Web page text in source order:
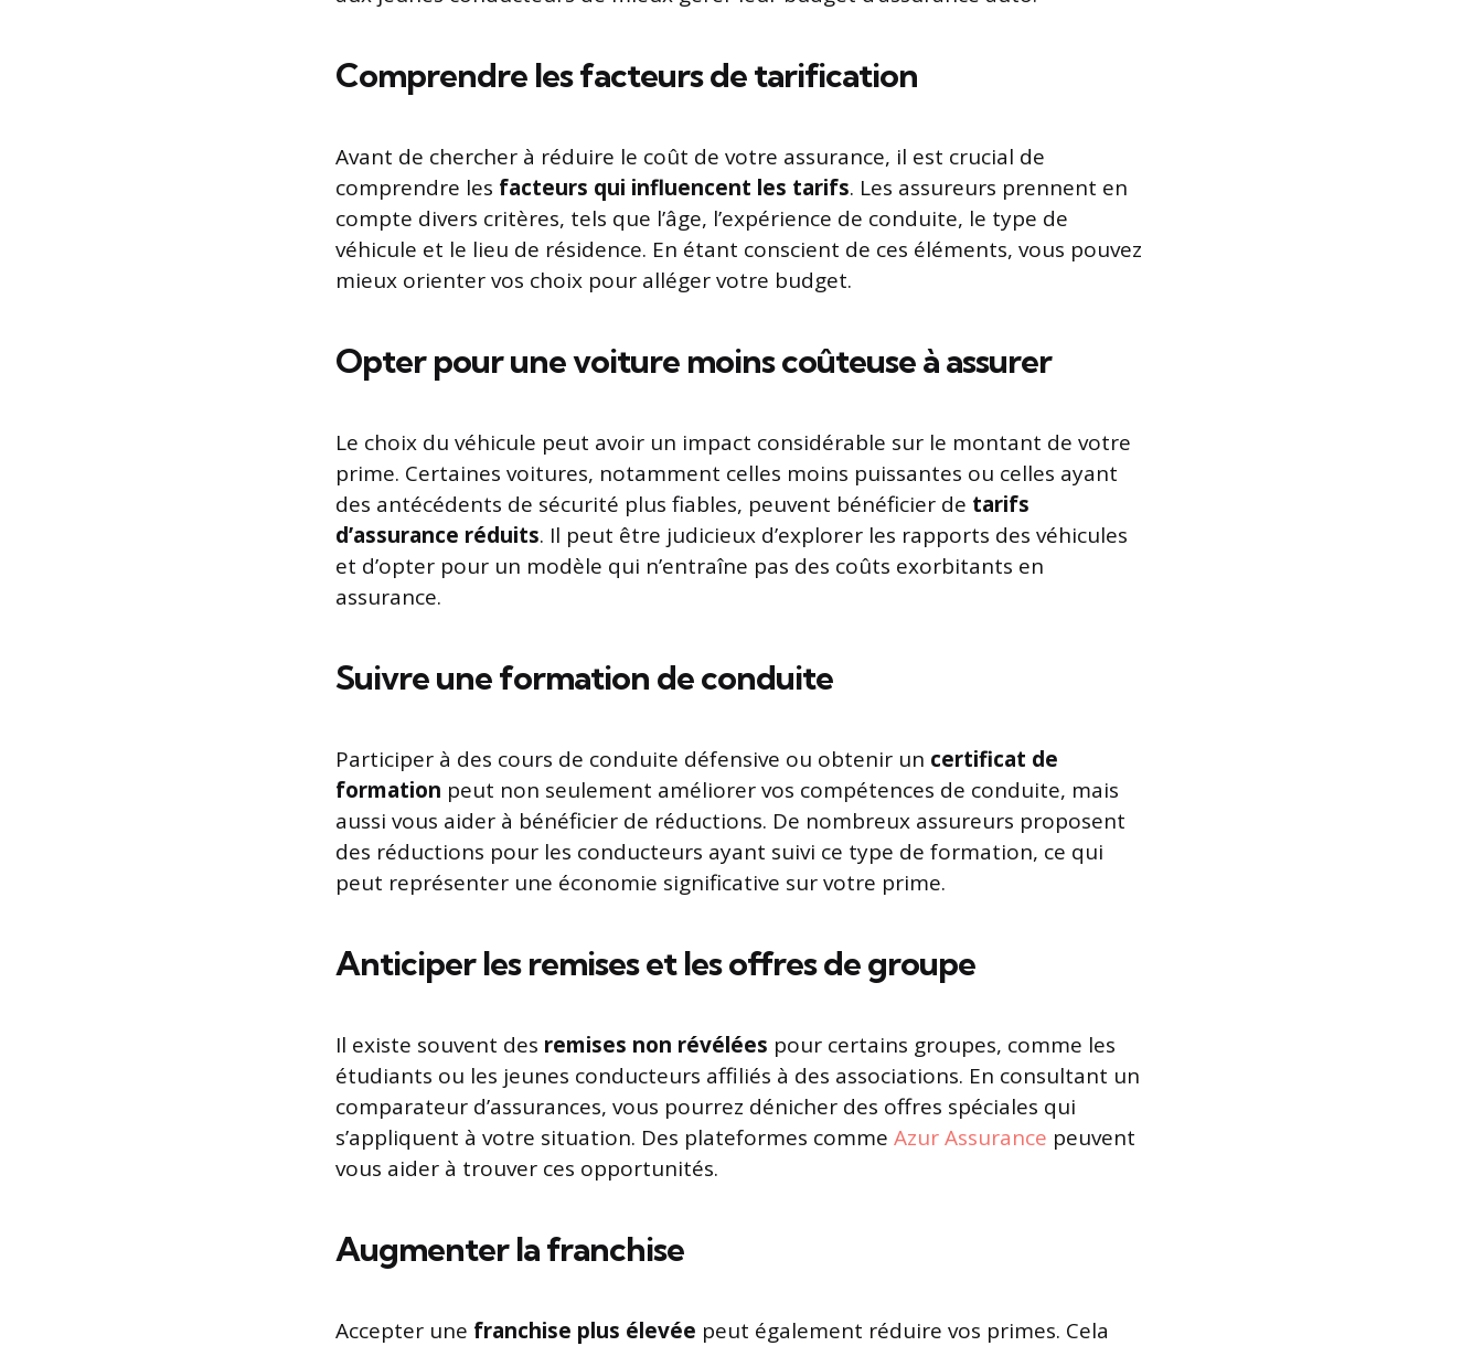
Comprendre les facteurs de tarification
Avant de chercher à réduire le coût de votre assurance, il est crucial de
comprendre les facteurs qui influencent les tarifs. Les assureurs prennent en
compte divers critères, tels que l’âge, l’expérience de conduite, le type de
véhicule et le lieu de résidence. En étant conscient de ces éléments, vous pouvez
mieux orienter vos choix pour alléger votre budget.
Opter pour une voiture moins coûteuse à assurer
Le choix du véhicule peut avoir un impact considérable sur le montant de votre
prime. Certaines voitures, notamment celles moins puissantes ou celles ayant
des antécédents de sécurité plus fiables, peuvent bénéficier de tarifs
d’assurance réduits. Il peut être judicieux d’explorer les rapports des véhicules
et d’opter pour un modèle qui n’entraîne pas des coûts exorbitants en
assurance.
Suivre une formation de conduite
Participer à des cours de conduite défensive ou obtenir un certificat de
formation peut non seulement améliorer vos compétences de conduite, mais
aussi vous aider à bénéficier de réductions. De nombreux assureurs proposent
des réductions pour les conducteurs ayant suivi ce type de formation, ce qui
peut représenter une économie significative sur votre prime.
Anticiper les remises et les offres de groupe
Il existe souvent des remises non révélées pour certains groupes, comme les
étudiants ou les jeunes conducteurs affiliés à des associations. En consultant un
comparateur d’assurances, vous pourrez dénicher des offres spéciales qui
s’appliquent à votre situation. Des plateformes comme Azur Assurance peuvent
vous aider à trouver ces opportunités.
Augmenter la franchise
Accepter une franchise plus élevée peut également réduire vos primes. Cela